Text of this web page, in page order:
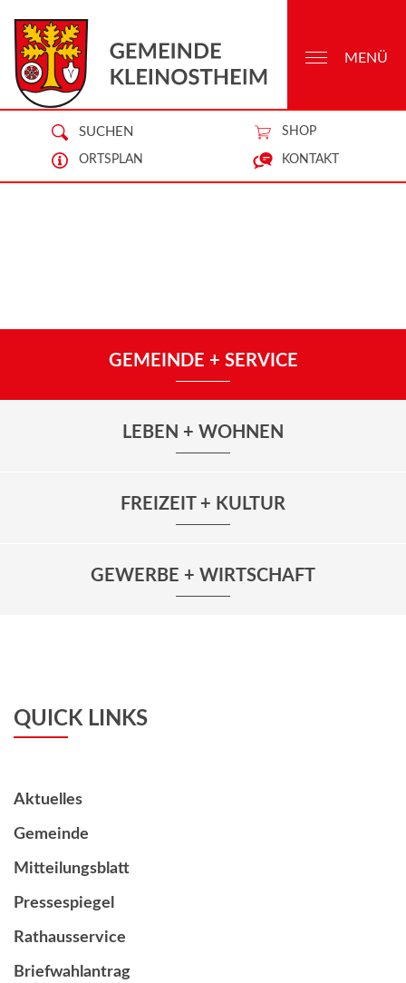
SUCHEN SHOP
ORTSPLAN KONTAKT
MENÜ
GEMEINDE + SERVICE
LEBEN + WOHNEN
FREIZEIT + KULTUR
GEWERBE + WIRTSCHAFT
QUICK LINKS
Aktuelles
Gemeinde
Mitteilungsblatt
Pressespiegel
Rathausservice
Briefwahlantrag